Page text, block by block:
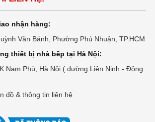
nhận hàng:
Văn Bánh, Phường Phú Nhuận, TP.HCM
thiết bị nhà bếp tại Hà Nội:
Nam Phù, Hà Nội ( đường Liên Ninh - Đông
đồ & thông tin liên hệ